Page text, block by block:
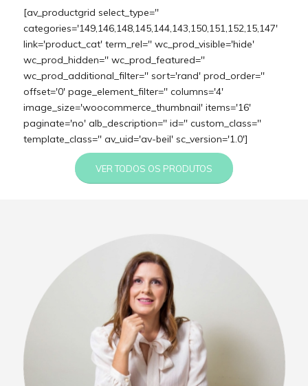
[av_productgrid select_type=''
categories='149,146,148,145,144,143,150,151,152,15,147'
link='product_cat' term_rel='' wc_prod_visible='hide'
wc_prod_hidden='' wc_prod_featured=''
wc_prod_additional_filter='' sort='rand' prod_order=''
offset='0' page_element_filter='' columns='4'
image_size='woocommerce_thumbnail' items='16'
paginate='no' alb_description='' id='' custom_class=''
template_class='' av_uid='av-beil' sc_version='1.0']
VER TODOS OS PRODUTOS